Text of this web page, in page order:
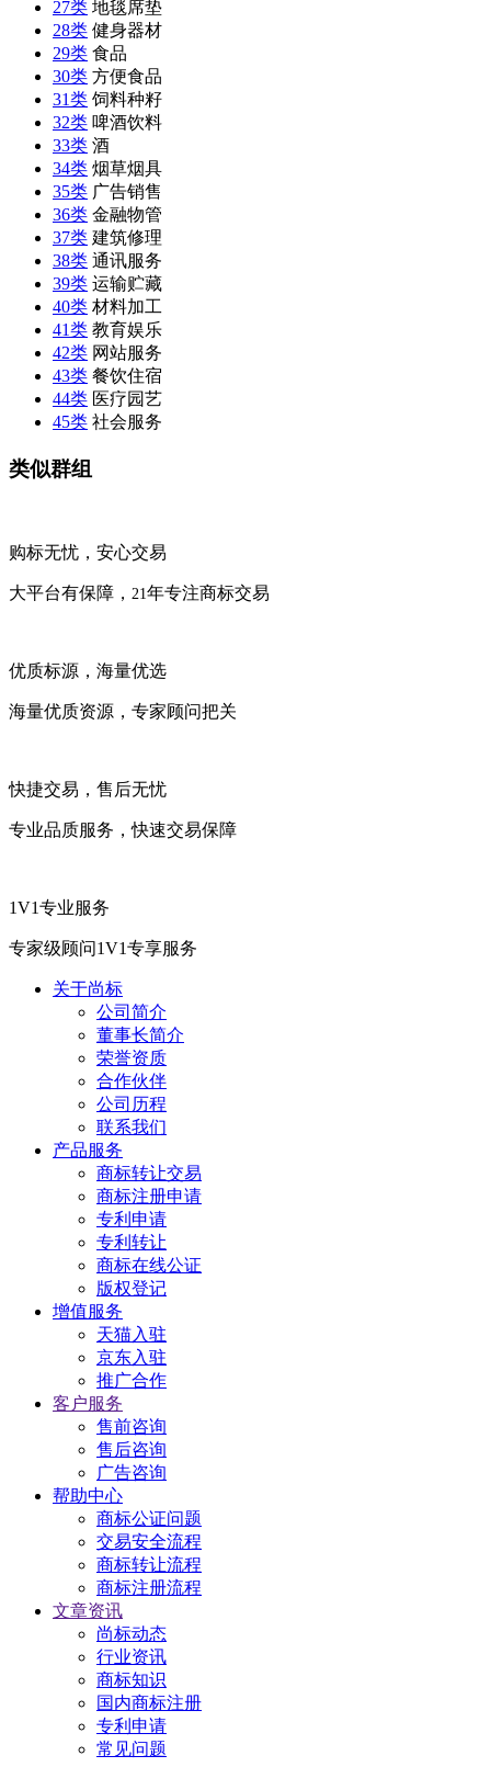
27类 地毯席垫
28类 健身器材
29类 食品
30类 方便食品
31类 饲料种籽
32类 啤酒饮料
33类 酒
34类 烟草烟具
35类 广告销售
36类 金融物管
37类 建筑修理
38类 通讯服务
39类 运输贮藏
40类 材料加工
41类 教育娱乐
42类 网站服务
43类 餐饮住宿
44类 医疗园艺
45类 社会服务
类似群组
购标无忧，安心交易
大平台有保障， 21年专注商标交易
优质标源，海量优选
海量优质资源，专家顾问把关
快捷交易，售后无忧
专业品质服务，快速交易保障
1V1专业服务
专家级顾问1V1专享服务
关于尚标
公司简介
董事长简介
荣誉资质
合作伙伴
公司历程
联系我们
产品服务
商标转让交易
商标注册申请
专利申请
专利转让
商标在线公证
版权登记
增值服务
天猫入驻
京东入驻
推广合作
客户服务
售前咨询
售后咨询
广告咨询
帮助中心
商标公证问题
交易安全流程
商标转让流程
商标注册流程
文章资讯
尚标动态
行业资讯
商标知识
国内商标注册
专利申请
常见问题